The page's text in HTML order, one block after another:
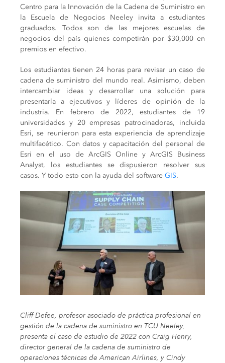
Centro para la Innovación de la Cadena de Suministro en
la Escuela de Negocios Neeley invita a estudiantes
graduados. Todos son de las mejores escuelas de
negocios del país quienes competirán por $30,000 en
premios en efectivo.
Los estudiantes tienen 24 horas para revisar un caso de
cadena de suministro del mundo real. Asimismo, deben
intercambiar ideas y desarrollar una solución para
presentarla a ejecutivos y líderes de opinión de la
industria. En febrero de 2022, estudiantes de 19
universidades y 20 empresas patrocinadoras, incluida
Esri, se reunieron para esta experiencia de aprendizaje
multifacético. Con datos y capacitación del personal de
Esri en el uso de ArcGIS Online y ArcGIS Business
Analyst, los estudiantes se dispusieron resolver sus
casos. Y todo esto con la ayuda del software GIS.
Cliff Defee, profesor asociado de práctica profesional en
gestión de la cadena de suministro en TCU Neeley,
presenta el caso de estudio de 2022 con Craig Henry,
director general de la cadena de suministro de
operaciones técnicas de American Airlines, y Cindy